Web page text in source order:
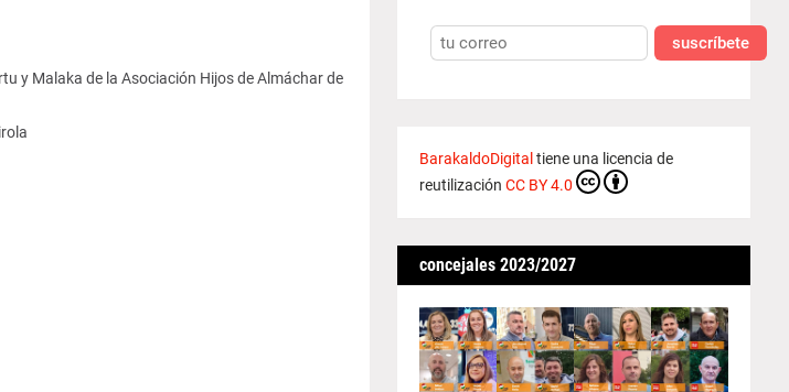
y Malaka de la Asociación Hijos de Almáchar de
suscríbete
BarakaldoDigital tiene una licencia de
reutilización CC BY 4.0
concejales 2023/2027